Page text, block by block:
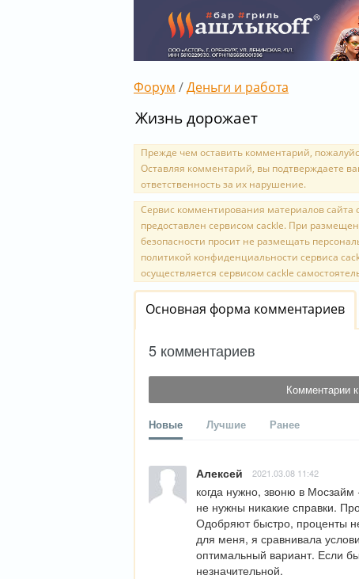
Форум /Деньги и работа
Жизнь дорожает
Прежде чем оставить комментарий,
Оставляя комментарий, вы подтверждаете
ответственность за их нарушение.
Сервис комментирования материалов сайта
предоставлен сервисом cackle. При
безопасности просит не размещать
политикой конфиденциальности сервиса
осуществляется сервисом cackle
Основная форма комментариев
5 комментариев
Комментарии
Новые Лучшие Ранее
Алексей 2021.03.08 11:42
когда нужно, звоню в
не нужны никакие справки.
Одобряют быстро, проценты
для меня, я сравнивала
оптимальный вариант. Если
незначительной.